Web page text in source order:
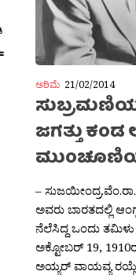
ಅರಿಮೆ 21/02/2014
ಜಗತ್ತು ಕಂಡ
–
ಅವರು ಬಾರತದಲ್ಲಿ
ನೆಲೆಸಿದ್ದ ಒಂದು
ಅಕ್ಟೋಬರ್‍ 19,
ಅಯ್ಯರ್‍ ವಾಯವ್ಯ